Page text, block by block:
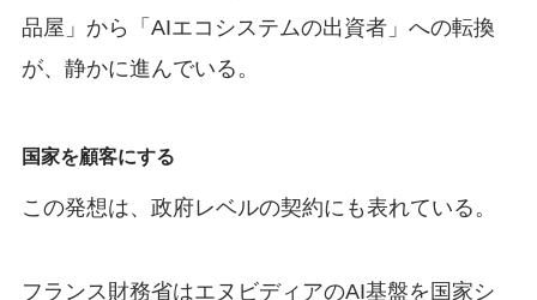
品屋」から「AIエコシステムの出資者」への転換
が、静かに進んでいる。
国家を顧客にする
この発想は、政府レベルの契約にも表れている。
フランス財務省はエヌビディアのAI基盤を国家シ